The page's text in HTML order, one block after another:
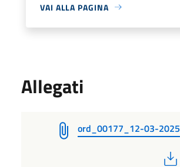
VAI ALLA PAGINA
Allegati
ord_00177_12-03-2025